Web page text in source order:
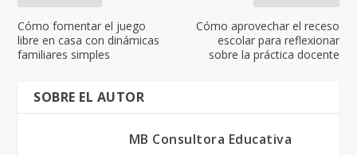
Cómo fomentar el juego
libre en casa con dinámicas
familiares simples
Cómo aprovechar el receso
escolar para reflexionar
sobre la práctica docente
SOBRE EL AUTOR
MB Consultora Educativa